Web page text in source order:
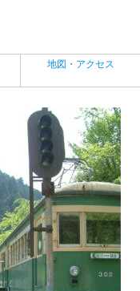
地図・アクセス